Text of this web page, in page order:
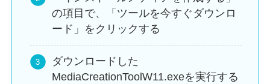
の項目で、「ツールを今すぐダウンロ
ード」をクリックする
ダウンロードした
MediaCreationToolW11.exeを実行する